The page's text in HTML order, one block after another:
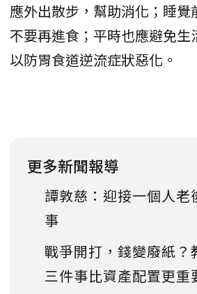
應外出散步，幫助消化；睡覺
不要再進食；平時也應避免生
以防胃食道逆流症狀惡化。
更多新聞報導
譚敦慈：迎接一個人老
事
戰爭開打，錢變廢紙？
三件事比資產配置更重